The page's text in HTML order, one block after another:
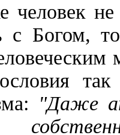
человек
с Богом,
"Даже